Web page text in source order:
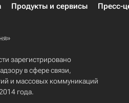
Продукты и сервисы Пресс-
зарегистрировано
в сфере связи,
и массовых коммуникаций
года.